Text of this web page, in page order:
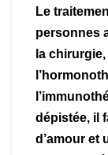
Le
personnes
la
dépistée, il
d’amour et